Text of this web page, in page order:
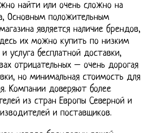
найти или очень сложно на
Основным положительным
является наличие брендов,
их можно купить по низким
услуга бесплатной доставки,
отрицательных – очень дорогая
но минимальная стоимость для
Компании доверяют более
из стран Европы Северной и
и поставщиков.